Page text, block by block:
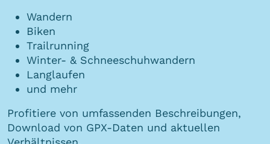
Wandern
Biken
Trailrunning
Winter- & Schneeschuhwandern
Langlaufen
und mehr
Profitiere von umfassenden Beschreibungen,
Download von GPX-Daten und aktuellen